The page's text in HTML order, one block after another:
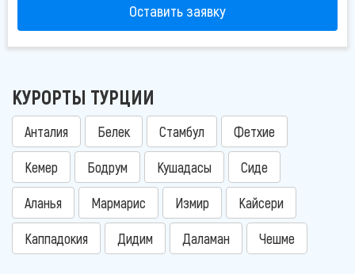
Оставить заявку
КУРОРТЫ ТУРЦИИ
Анталия Белек Стамбул Фетхие
Кемер Бодрум Кушадасы Сиде
Аланья Мармарис Измир Кайсери
Каппадокия Дидим Даламан Чешме